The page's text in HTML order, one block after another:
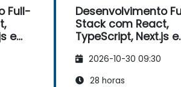
Full-
e
Desenvolvimento
Stack com React,
TypeScript, Next.js e
2026-10-30 09:30
28 horas